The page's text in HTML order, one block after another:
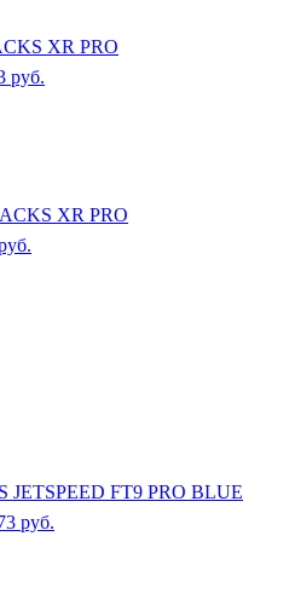
XR PRO
руб.
XR PRO
JETSPEED FT9 PRO BLUE
руб.